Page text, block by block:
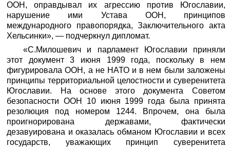
ООН, оправдывал их агрессию против Югославии,
нарушение ими Устава ООН, принципов
международного правопорядка, Заключительного акта
Хельсинки», — подчеркнул дипломат.
«С.Милошевич и парламент Югославии приняли
этот документ 3 июня 1999 года, поскольку в нем
фигурировала ООН, а не НАТО и в нем были заложены
принципы территориальной целостности и суверенитета
Югославии. На основе этого документа Советом
безопасности ООН 10 июня 1999 года была принята
резолюция под номером 1244. Впрочем, она была
проигнорирована державами, фактически
дезавуирована и оказалась обманом Югославии и всех
государств, уважающих принцип суверенитета